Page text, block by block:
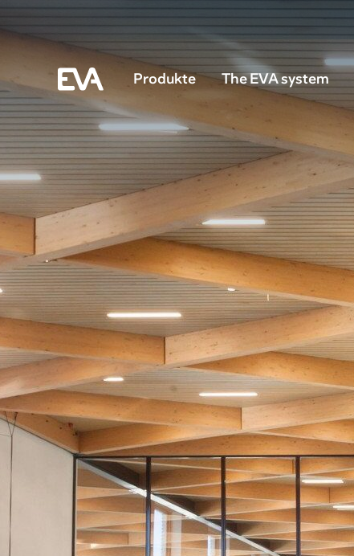
Produkte The EVA system